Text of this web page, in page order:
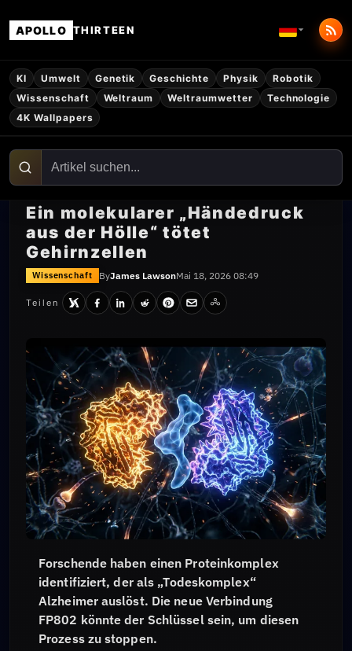
APOLLO THIRTEEN
KI Umwelt Genetik Geschichte Physik
Robotik
Wissenschaft
Weltraum Weltraumwetter
Technologie
4K Wallpapers
Ein molekularer „Händedruck
aus der Hölle“ tötet
Gehirnzellen
Wissenschaft ByJames LawsonMai 18, 2026 08:49
Teilen
Forschende haben einen Proteinkomplex
identifiziert, der als „Todeskomplex“
Alzheimer auslöst. Die neue Verbindung
FP802 könnte der Schlüssel sein, um diesen
Prozess zu stoppen.